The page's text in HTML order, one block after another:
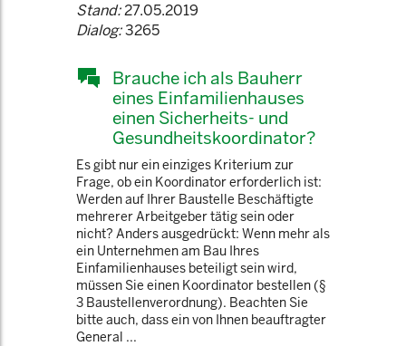
Stand:27.05.2019
Dialog:3265
Brauche ich als Bauherr
eines Einfamilienhauses
einen Sicherheits- und
Gesundheitskoordinator?
Es gibt nur ein einziges Kriterium zur
Frage, ob ein Koordinator erforderlich ist:
Werden auf Ihrer Baustelle Beschäftigte
mehrerer Arbeitgeber tätig sein oder
nicht? Anders ausgedrückt: Wenn mehr als
ein Unternehmen am Bau Ihres
Einfamilienhauses beteiligt sein wird,
müssen Sie einen Koordinator bestellen (§
3 Baustellenverordnung). Beachten Sie
bitte auch, dass ein von Ihnen beauftragter
General ...